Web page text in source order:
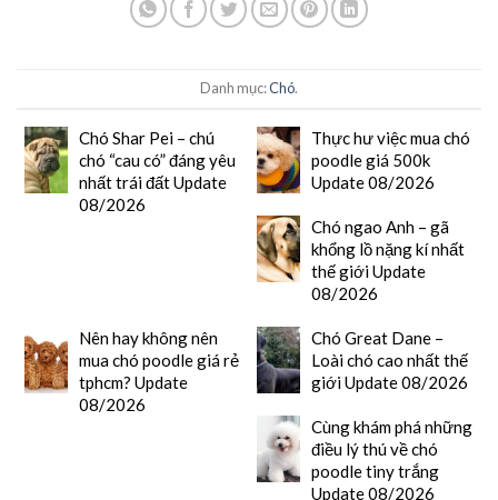
Danh mục:Chó.
Chó Shar Pei – chú
chó “cau có” đáng yêu
nhất trái đất Update
08/2026
Thực hư việc mua chó
poodle giá 500k
Update 08/2026
Chó ngao Anh – gã
khổng lồ nặng kí nhất
thế giới Update
08/2026
Nên hay không nên
mua chó poodle giá rẻ
tphcm? Update
08/2026
Chó Great Dane –
Loài chó cao nhất thế
giới Update 08/2026
Cùng khám phá những
điều lý thú về chó
poodle tiny trắng
Update 08/2026